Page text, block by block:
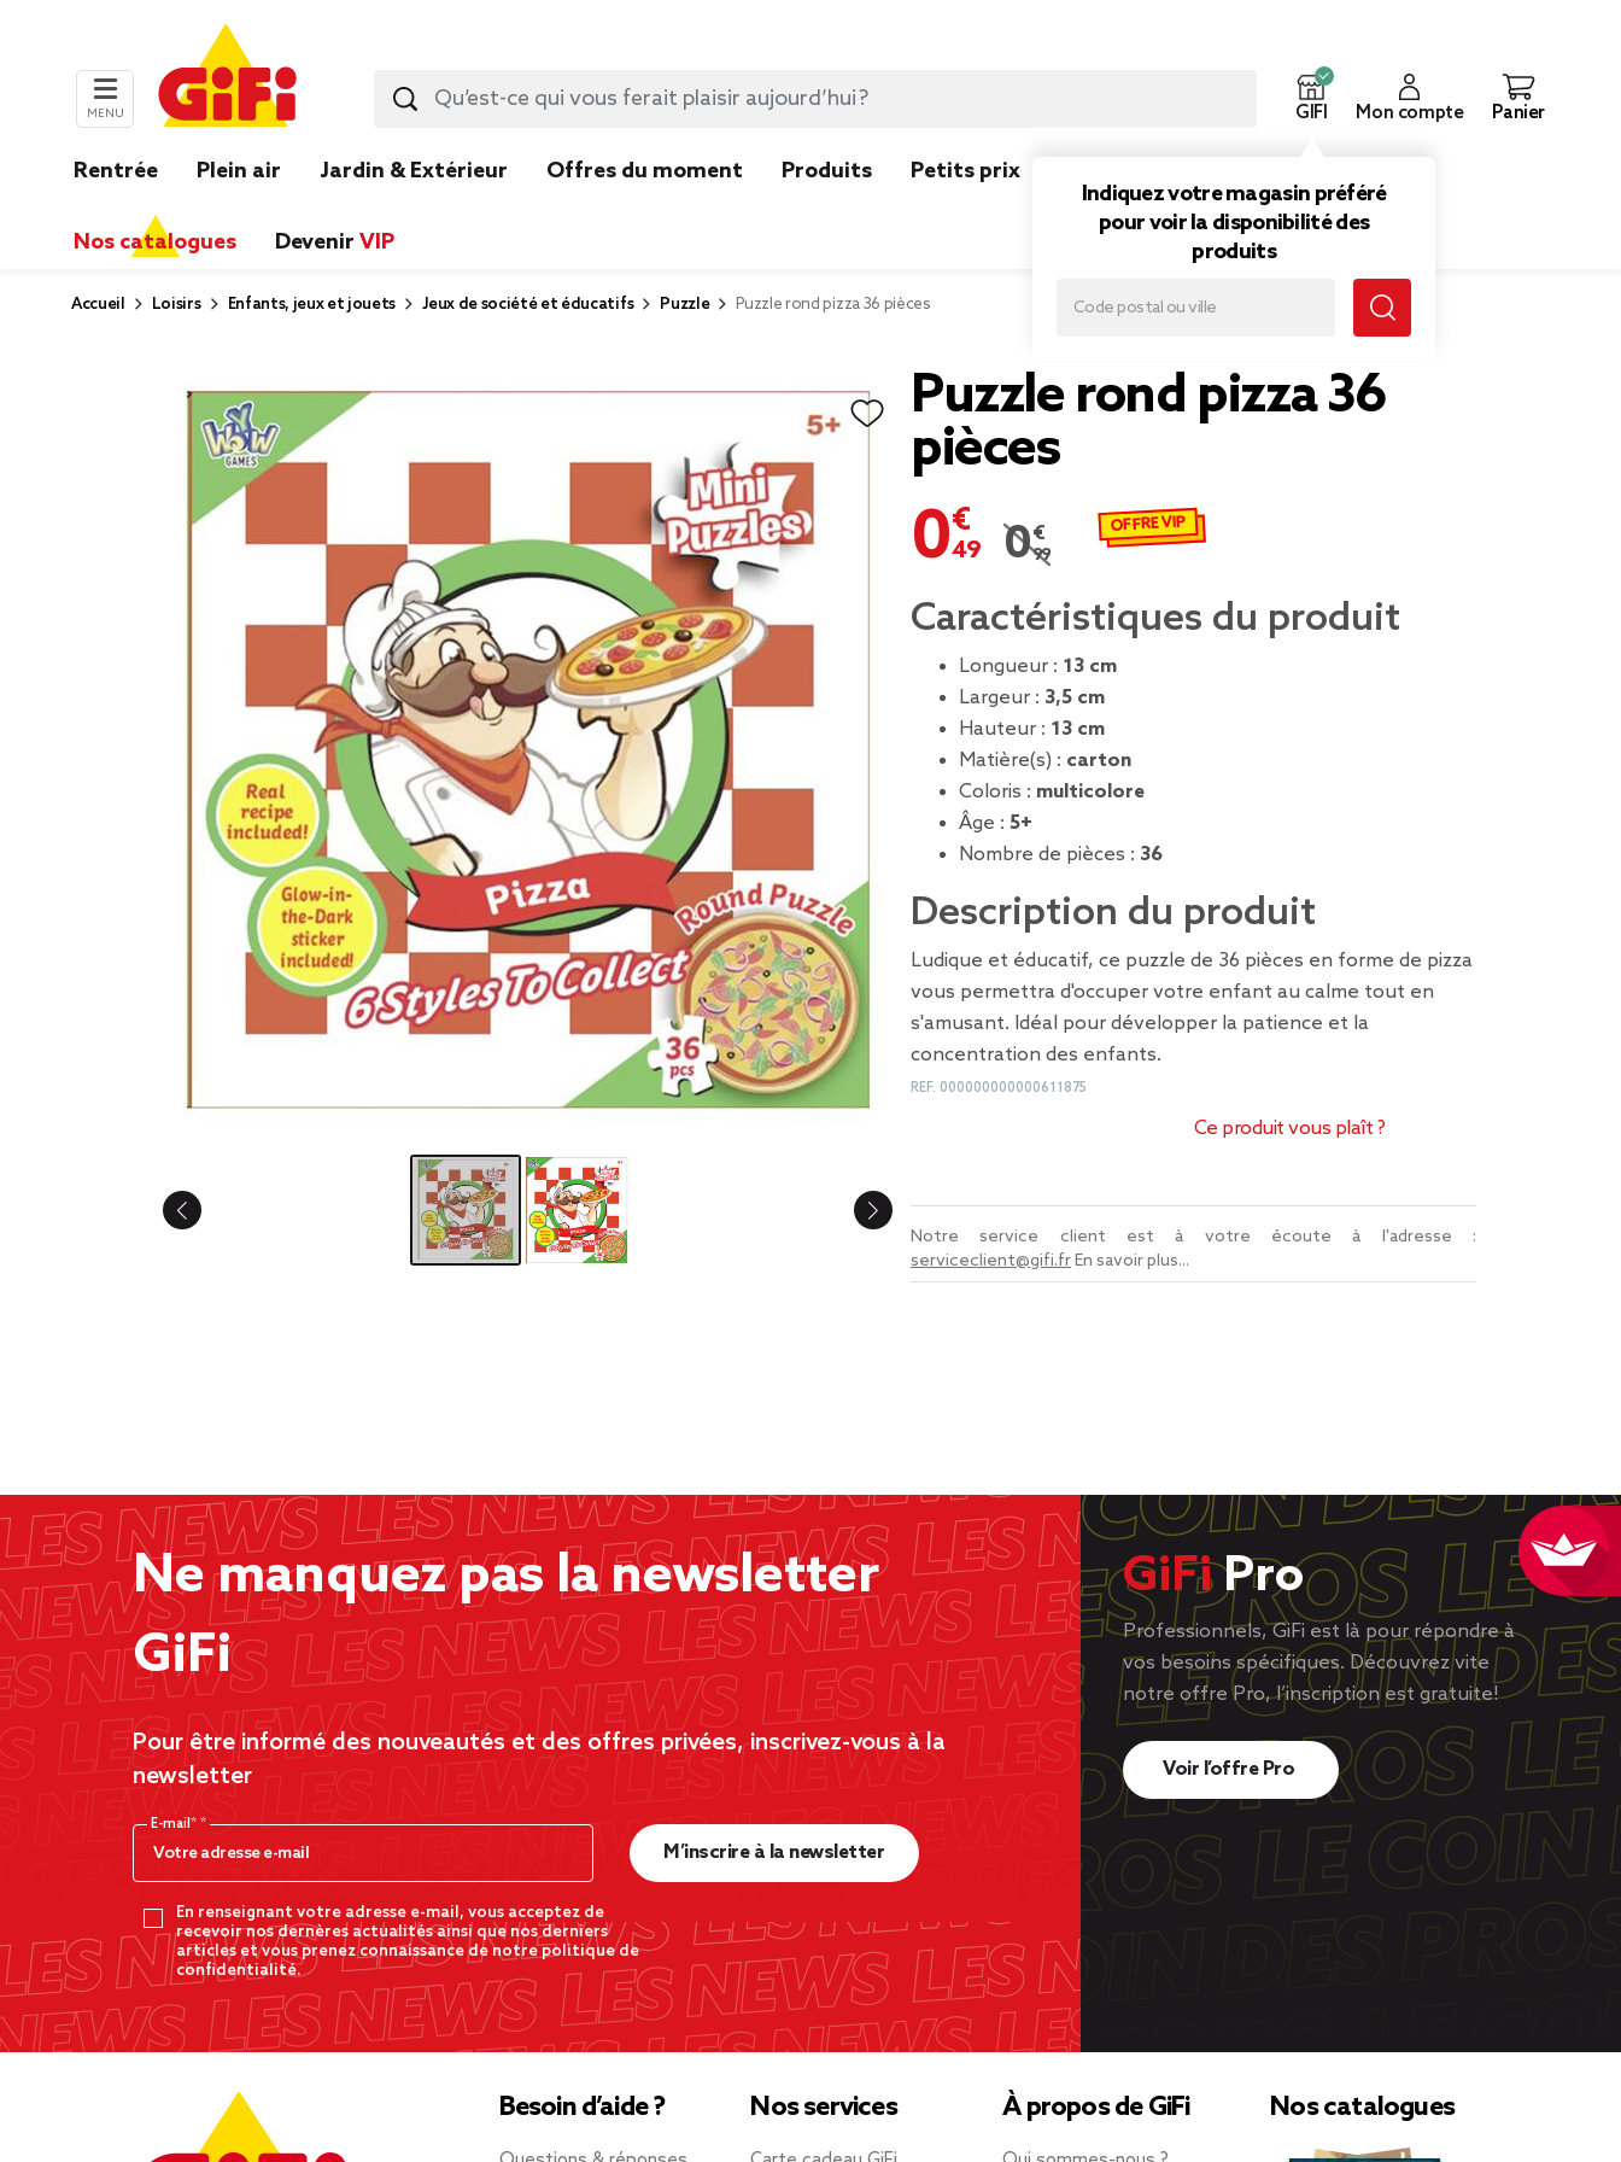
MENU GIFI
Indiquez votre magasin préféré
pour voir la disponibilité des
produits
Mon compte Panier
Rentrée Plein air Jardin & Extérieur Offres du moment Produits Petits prix
Nos catalogues Devenir VIP
Accueil Loisirs Enfants, jeux et jouets Jeux de société et éducatifs Puzzle Puzzle rond pizza 36 pièces
Puzzle rond pizza 36
pièces
0,49 €
Prix remisé de 0,99 € à 0,49 €
0,99 €
OFFRE VIP
Caractéristiques du produit
Longueur : 13 cm
Largeur : 3,5 cm
Hauteur : 13 cm
Matière(s) : carton
Coloris : multicolore
Âge : 5+
Nombre de pièces : 36
Description du produit
Ludique et éducatif, ce puzzle de 36 pièces en forme de pizza
vous permettra d'occuper votre enfant au calme tout en
s'amusant. Idéal pour développer la patience et la
concentration des enfants.
REF. 000000000000611875
Ce produit vous plaît ?
Notre service client est à votre écoute à l'adresse :
serviceclient@gifi.frEn savoir plus...
Ne manquez pas la newsletter
GiFi
Pour être informé des nouveautés et des offres privées, inscrivez-vous à la
newsletter
E-mail*
En renseignant votre adresse e-mail, vous acceptez de
recevoir nos dernères actualités ainsi que nos derniers
articles et vous prenez connaissance de notre politique de
confidentialité.
M’inscrire à la newsletter
GiFiPro
Professionnels, GiFi est là pour répondre à
vos besoins spécifiques. Découvrez vite
notre offre Pro, l’inscription est gratuite!
Voir l’offre Pro
Besoin d’aide ? Nos services À propos de GiFi Nos catalogues